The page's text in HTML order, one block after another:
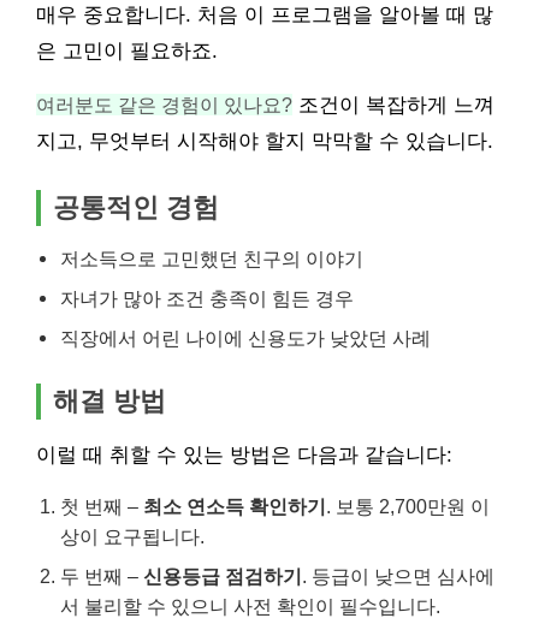
매우 중요합니다. 처음 이 프로그램을 알아볼 때 많
은 고민이 필요하죠.
여러분도 같은 경험이 있나요? 조건이 복잡하게 느껴
지고, 무엇부터 시작해야 할지 막막할 수 있습니다.
공통적인 경험
저소득으로 고민했던 친구의 이야기
자녀가 많아 조건 충족이 힘든 경우
직장에서 어린 나이에 신용도가 낮았던 사례
해결 방법
이럴 때 취할 수 있는 방법은 다음과 같습니다:
첫 번째 – 최소 연소득 확인하기. 보통 2,700만원 이
상이 요구됩니다.
두 번째 – 신용등급 점검하기. 등급이 낮으면 심사에
서 불리할 수 있으니 사전 확인이 필수입니다.